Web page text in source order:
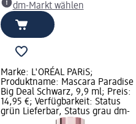
dm-Markt wählen
Marke: L'ORÉAL PARiS;
Produktname: Mascara Paradise
Big Deal Schwarz, 9,9 ml; Preis:
14,95 €; Verfügbarkeit: Status
grün Lieferbar, Status grau dm-